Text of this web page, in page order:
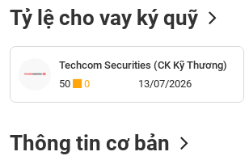
Tỷ lệ cho vay ký quỹ
Techcom Securities (CK Kỹ Thương)
50
0 13/07/2026
Thông tin cơ bản